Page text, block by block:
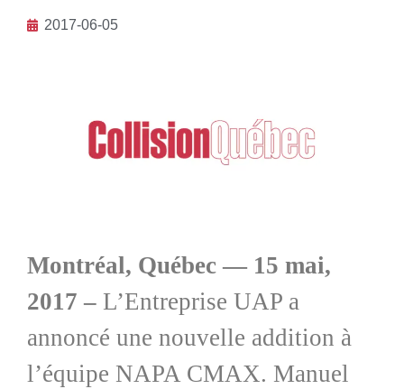
2017-06-05
Montréal, Québec — 15 mai,
2017 – L’Entreprise UAP a
annoncé une nouvelle addition à
l’équipe NAPA CMAX. Manuel